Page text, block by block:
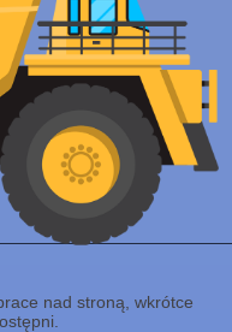
nad stroną, wkrótce